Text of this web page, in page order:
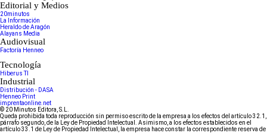
Editorial y Medios
20minutos
La Información
Heraldo de Aragón
Alayans Media
Audiovisual
Factoría Henneo
Tecnología
Hiberus TI
Industrial
Distribución - DASA
Henneo Print
imprentaonline.net
© 20 Minutos Editora, S.L.
Queda prohibida toda reproducción sin permiso escrito de la empresa a los efectos del artículo 32.1,
párrafo segundo, de la Ley de Propiedad Intelectual. Asimismo, a los efectos establecidos en el
artículo 33.1 de Ley de Propiedad Intelectual, la empresa hace constar la correspondiente reserva de